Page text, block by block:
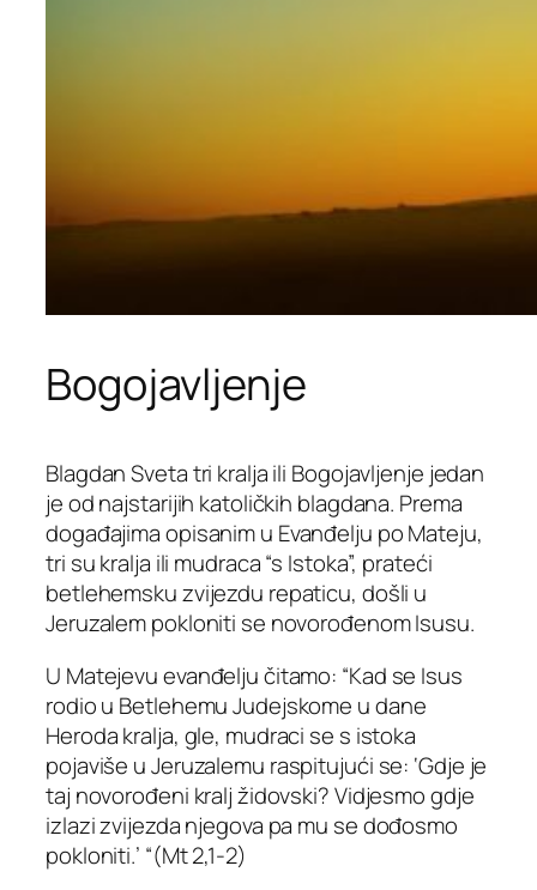
Bogojavljenje
Blagdan Sveta tri kralja ili Bogojavljenje jedan
je od najstarijih katoličkih blagdana. Prema
događajima opisanim u Evanđelju po Mateju,
tri su kralja ili mudraca “s Istoka”, prateći
betlehemsku zvijezdu repaticu, došli u
Jeruzalem pokloniti se novorođenom Isusu.
U Matejevu evanđelju čitamo: “Kad se Isus
rodio u Betlehemu Judejskome u dane
Heroda kralja, gle, mudraci se s istoka
pojaviše u Jeruzalemu raspitujući se: ‘Gdje je
taj novorođeni kralj židovski? Vidjesmo gdje
izlazi zvijezda njegova pa mu se dođosmo
pokloniti.’ “(Mt 2,1-2)